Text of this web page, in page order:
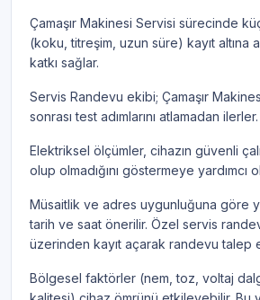
Çamaşır Makinesi Servisi sürecinde
(koku, titreşim, uzun süre) kayıt altına
katkı sağlar.
Servis Randevu ekibi; Çamaşır
sonrası test adımlarını atlamadan ilerler.
Elektriksel ölçümler, cihazın güvenli
olup olmadığını göstermeye yardımcı
Müsaitlik ve adres uygunluğuna göre
tarih ve saat önerilir. Özel servis
üzerinden kayıt açarak randevu talep
Bölgesel faktörler (nem, toz, voltaj